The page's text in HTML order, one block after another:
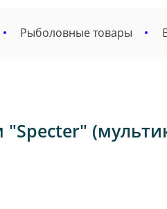
Рыболовные товары